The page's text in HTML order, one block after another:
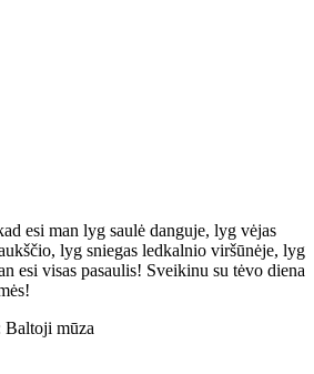
esi man lyg saulė danguje, lyg vėjas
lyg sniegas ledkalnio viršūnėje, lyg
esi visas pasaulis! Sveikinu su tėvo diena
Baltoji mūza